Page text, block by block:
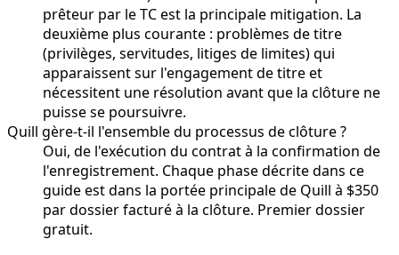
prêteur par le TC est la principale mitigation. La
deuxième plus courante : problèmes de titre
(privilèges, servitudes, litiges de limites) qui
apparaissent sur l'engagement de titre et
nécessitent une résolution avant que la clôture ne
puisse se poursuivre.
Quill gère-t-il l'ensemble du processus de clôture ?
Oui, de l'exécution du contrat à la confirmation de
l'enregistrement. Chaque phase décrite dans ce
guide est dans la portée principale de Quill à $350
par dossier facturé à la clôture. Premier dossier
gratuit.